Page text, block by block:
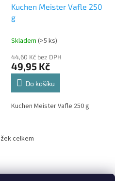
Kuchen Meister Vafle 250
g
Skladem (>5 ks)
44,60 Kč bez DPH
49,95 Kč
Do košíku
Kuchen Meister Vafle 250 g
O
á
celkem